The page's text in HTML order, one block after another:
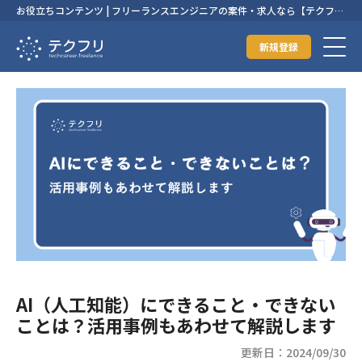
お役立ちコンテンツ | フリーランスエンジニアの案件・求人なら【テクフ
新規登録
AI（人工知能）にできること・できない
ことは？活用事例もあわせて解説します
更新日：2024/09/30